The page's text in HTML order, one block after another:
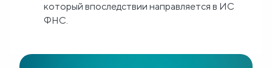
который впоследствии направляется в ИС
ФНС.